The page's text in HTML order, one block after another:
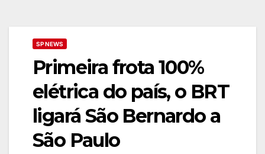
SP NEWS
Primeira frota 100%
elétrica do país, o BRT
ligará São Bernardo a
São Paulo